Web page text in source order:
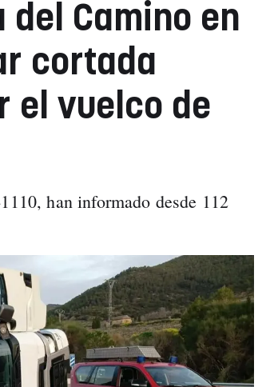
del Camino en
cortada
el vuelco de
han informado desde 112